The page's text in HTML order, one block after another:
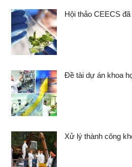
Hội thảo CEECS
Đề tài dự án khoa
Xử lý thành công